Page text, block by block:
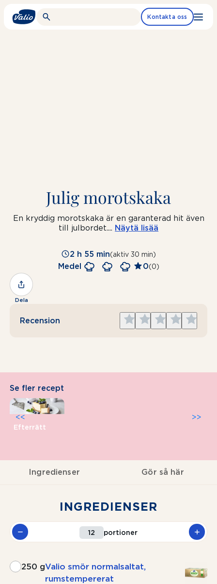
Kontakta oss
Julig morotskaka
En kryddig morotskaka är en garanterad hit även
till julbordet.... Näytä lisää
2 h 55 min(aktiv 30 min)
Medel 0(0)
Dela
Recension
Give
5
Give
4
Give
3
Give
2
Give
1
Se fler recept
Efterrätt
>>
<<
Ingredienser Gör så här
INGREDIENSER
portioner
250 gValio smör normalsaltat,
rumstempererat